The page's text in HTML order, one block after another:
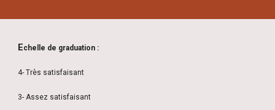
Echelle de graduation :
4- Très satisfaisant
3- Assez satisfaisant